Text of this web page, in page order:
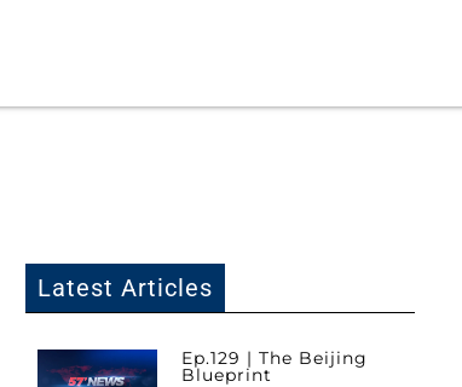
Latest Articles
Ep.129 | The Beijing
Blueprint